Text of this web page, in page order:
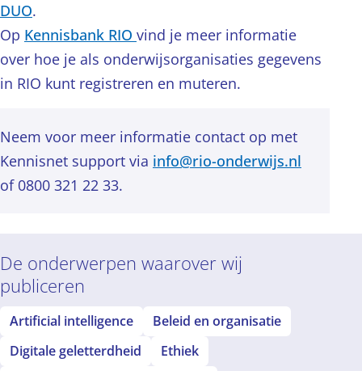
DUO.
Op Kennisbank RIO vind je meer informatie
over hoe je als onderwijsorganisaties gegevens
in RIO kunt registreren en muteren.
Neem voor meer informatie contact op met
Kennisnet support via info@rio-onderwijs.nl
of 0800 321 22 33.
De onderwerpen waarover wij
publiceren
Artificial intelligence
Beleid en organisatie
Digitale geletterdheid
Ethiek